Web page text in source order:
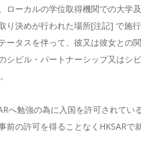
ローカルの学位取得機関での大学
り決めが行われた場所[注記] で施
ータスを伴って、彼又は彼女と
シビル・パートナーシップ又は
へ勉強の為に入国を許可されて
の許可を得ることなくHKSARで